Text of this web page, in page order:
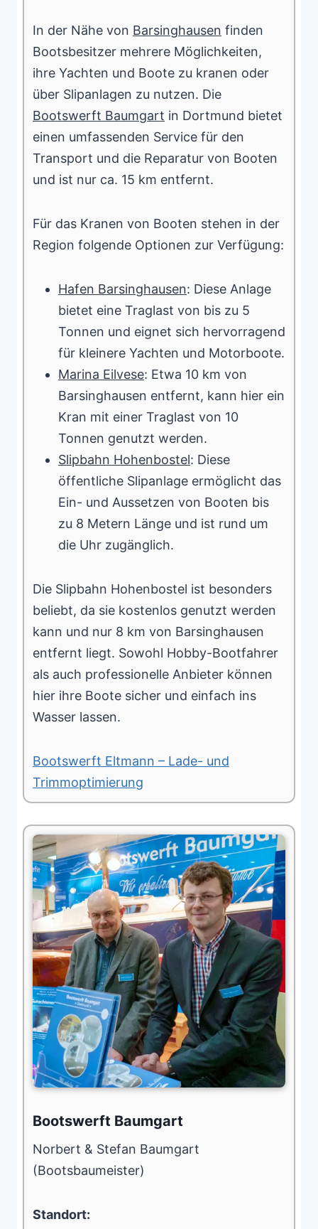
In der Nähe von Barsinghausen finden
Bootsbesitzer mehrere Möglichkeiten,
ihre Yachten und Boote zu kranen oder
über Slipanlagen zu nutzen. Die
Bootswerft Baumgart in Dortmund bietet
einen umfassenden Service für den
Transport und die Reparatur von Booten
und ist nur ca. 15 km entfernt.
Für das Kranen von Booten stehen in der
Region folgende Optionen zur Verfügung:
Hafen Barsinghausen: Diese Anlage
bietet eine Traglast von bis zu 5
Tonnen und eignet sich hervorragend
für kleinere Yachten und Motorboote.
Marina Eilvese: Etwa 10 km von
Barsinghausen entfernt, kann hier ein
Kran mit einer Traglast von 10
Tonnen genutzt werden.
Slipbahn Hohenbostel: Diese
öffentliche Slipanlage ermöglicht das
Ein- und Aussetzen von Booten bis
zu 8 Metern Länge und ist rund um
die Uhr zugänglich.
Die Slipbahn Hohenbostel ist besonders
beliebt, da sie kostenlos genutzt werden
kann und nur 8 km von Barsinghausen
entfernt liegt. Sowohl Hobby-Bootfahrer
als auch professionelle Anbieter können
hier ihre Boote sicher und einfach ins
Wasser lassen.
Bootswerft Eltmann – Lade- und
Trimmoptimierung
Bootswerft Baumgart
Norbert & Stefan Baumgart
(Bootsbaumeister)
Standort: